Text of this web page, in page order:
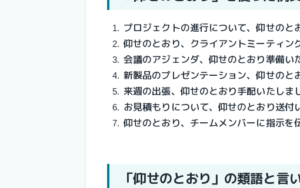
プロジェクトの進行について、仰せのと
仰せのとおり、クライアントミーティン
会議のアジェンダ、仰せのとおり準備い
新製品のプレゼンテーション、仰せのと
来週の出張、仰せのとおり手配いたしま
お見積もりについて、仰せのとおり送付
仰せのとおり、チームメンバーに指示を
「仰せのとおり」の類語と言